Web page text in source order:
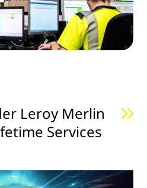
Leroy Merlin
Services